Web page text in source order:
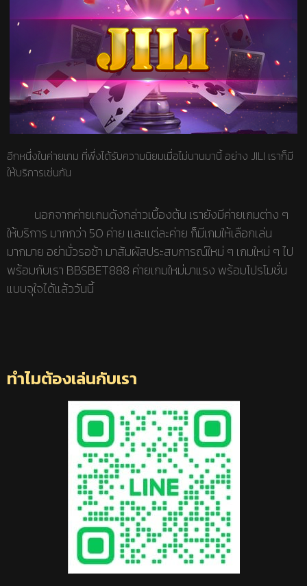
อีกหนึ่งในค่ายเกม ที่พึ่งได้รับความนิยมเมื่อไม่นานมานี้ อย่าง JILI เราก็มี
ให้บริการเช่นกัน
นอกจากค่ายเกมดังกล่าวเบื้องต้น เรายังมีค่ายเกมต่าง ๆ
ให้บริการ มากกว่า 50 ค่าย และแต่ละค่าย ก็มีเกมให้เลือกเล่น
มากมาย อย่ามั่วรอช้า มาสัมผัสประสบการณ์ใหม่ ๆ เกมใหม่ ๆ ไป
พร้อมกับเรา BBSBET888 ค่ายเกมใหม่มาแรง พร้อมโปรโมชั่น
แบบจุใจได้แล้ววันนี้
ทำไมต้องเล่นกับเรา